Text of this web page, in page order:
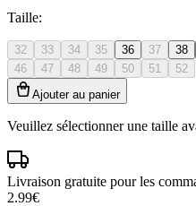
Taille:
32 33 34 35 36 37 38
46
47 48 49 50 51
52
Ajouter au panier
Veuillez sélectionner une taille
Livraison gratuite pour les
2.99€